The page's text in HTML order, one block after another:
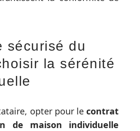
sécurisé du
la sérénité
opter pour le contrat
de maison individuelle